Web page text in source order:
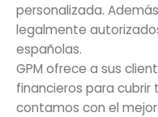
personalizada.
legalmente
españolas.
GPM ofrece a sus
financieros para cubrir
contamos con el